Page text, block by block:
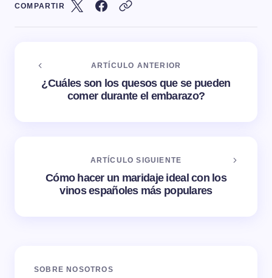
COMPARTIR
ARTÍCULO ANTERIOR
¿Cuáles son los quesos que se pueden
comer durante el embarazo?
ARTÍCULO SIGUIENTE
Cómo hacer un maridaje ideal con los
vinos españoles más populares
SOBRE NOSOTROS